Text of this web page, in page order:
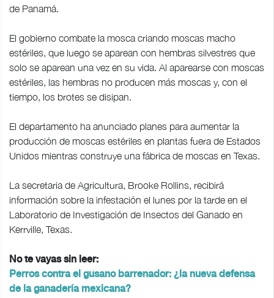
de Panamá.
El gobierno combate la mosca criando moscas macho
estériles, que luego se aparean con hembras silvestres que
solo se aparean una vez en su vida. Al aparearse con moscas
estériles, las hembras no producen más moscas y, con el
tiempo, los brotes se disipan.
El departamento ha anunciado planes para aumentar la
producción de moscas estériles en plantas fuera de Estados
Unidos mientras construye una fábrica de moscas en Texas.
La secretaria de Agricultura, Brooke Rollins, recibirá
información sobre la infestación el lunes por la tarde en el
Laboratorio de Investigación de Insectos del Ganado en
Kerrville, Texas.
No te vayas sin leer:
Perros contra el gusano barrenador: ¿la nueva defensa
de la ganadería mexicana?